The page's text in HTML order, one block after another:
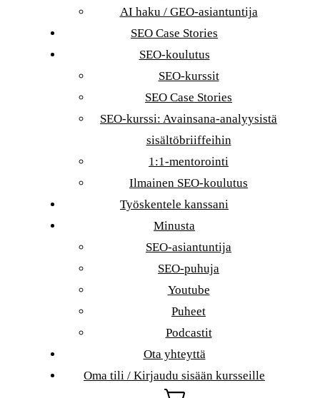
AI haku / GEO-asiantuntija
SEO Case Stories
SEO-koulutus
SEO-kurssit
SEO Case Stories
SEO-kurssi: Avainsana-analyysistä
sisältöbriiffeihin
1:1-mentorointi
Ilmainen SEO-koulutus
Työskentele kanssani
Minusta
SEO-asiantuntija
SEO-puhuja
Youtube
Puheet
Podcastit
Ota yhteyttä
Oma tili / Kirjaudu sisään kursseille